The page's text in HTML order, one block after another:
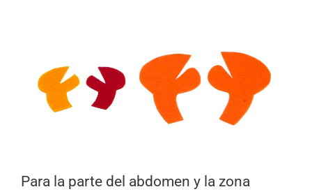
Para la parte del abdomen y la zona